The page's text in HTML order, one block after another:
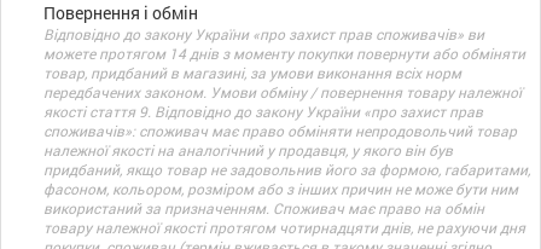
Повернення і обмін
Відповідно до закону України «про захист прав споживачів» ви
можете протягом 14 днів з моменту покупки повернути або обміняти
товар, придбаний в магазині, за умови виконання всіх норм
передбачених законом. Умови обміну / повернення товару належної
якості стаття 9. Відповідно до закону України «про захист прав
споживачів»: споживач має право обміняти непродовольчий товар
належної якості на аналогічний у продавця, у якого він був
придбаний, якщо товар не задовольнив його за формою, габаритами,
фасоном, кольором, розміром або з інших причин не може бути ним
використаний за призначенням. Споживач має право на обмін
товару належної якості протягом чотирнадцяти днів, не рахуючи дня